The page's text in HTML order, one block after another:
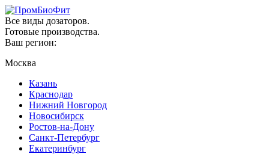
Все виды дозаторов.
Готовые производства.
Ваш регион:
Москва
Казань
Краснодар
Нижний Новгород
Новосибирск
Ростов-на-Дону
Санкт-Петербург
Екатеринбург